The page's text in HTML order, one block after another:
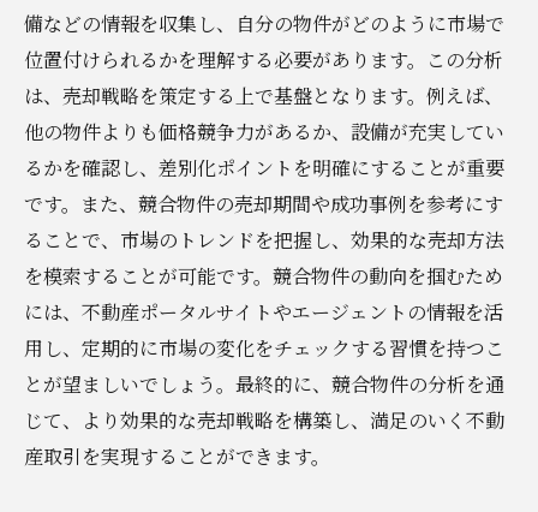
備などの情報を収集し、自分の物件がどのように市場で
位置付けられるかを理解する必要があります。この分析
は、売却戦略を策定する上で基盤となります。例えば、
他の物件よりも価格競争力があるか、設備が充実してい
るかを確認し、差別化ポイントを明確にすることが重要
です。また、競合物件の売却期間や成功事例を参考にす
ることで、市場のトレンドを把握し、効果的な売却方法
を模索することが可能です。競合物件の動向を掴むため
には、不動産ポータルサイトやエージェントの情報を活
用し、定期的に市場の変化をチェックする習慣を持つこ
とが望ましいでしょう。最終的に、競合物件の分析を通
じて、より効果的な売却戦略を構築し、満足のいく不動
産取引を実現することができます。